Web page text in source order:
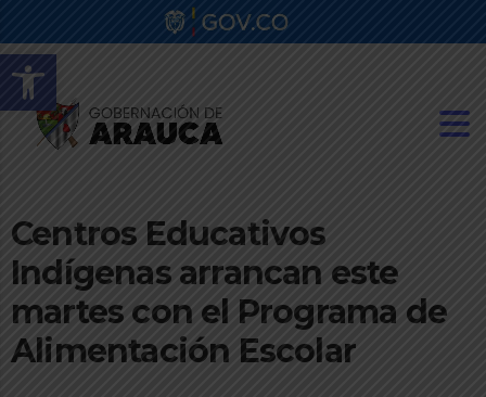
Abrir barra de herramientas
Centros Educativos
Indígenas arrancan este
martes con el Programa de
Alimentación Escolar